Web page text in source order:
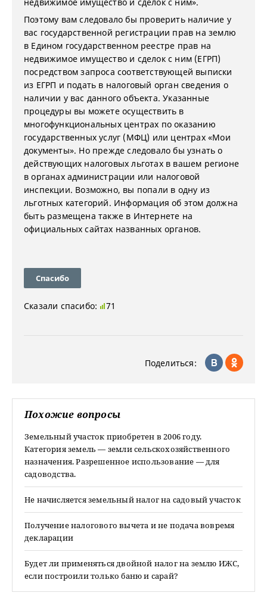
Поэтому вам следовало бы проверить наличие у
вас государственной регистрации прав на землю
в Едином государственном реестре прав на
недвижимое имущество и сделок с ним (ЕГРП)
посредством запроса соответствующей выписки
из ЕГРП и подать в налоговый орган сведения о
наличии у вас данного объекта. Указанные
процедуры вы можете осуществить в
многофункциональных центрах по оказанию
государственных услуг (МФЦ) или центрах «Мои
документы». Но прежде следовало бы узнать о
действующих налоговых льготах в вашем регионе
в органах администрации или налоговой
инспекции. Возможно, вы попали в одну из
льготных категорий. Информация об этом должна
быть размещена также в Интернете на
официальных сайтах названных органов.
Спасибо
Сказали спасибо: 71
Поделиться:
Похожие вопросы
Земельный участок приобретен в 2006 году.
Категория земель — земли сельскохозяйственного
назначения. Разрешенное использование — для
садоводства.
Не начисляется земельный налог на садовый участок
Получение налогового вычета и не подача вовремя
декларации
Будет ли применяться двойной налог на землю ИЖС,
если построили только баню и сарай?